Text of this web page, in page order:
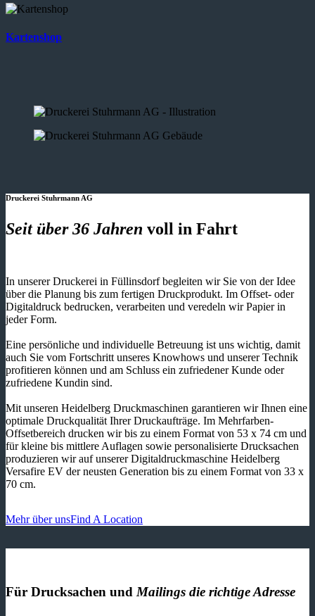
Kartenshop
Druckerei Stuhrmann AG
Seit über 36 Jahren voll in Fahrt
In unserer Druckerei in Füllinsdorf begleiten wir Sie von der Idee
über die Planung bis zum fertigen Druckprodukt. Im Offset- oder
Digitaldruck bedrucken, verarbeiten und veredeln wir Papier in
jeder Form.
Eine persönliche und individuelle Betreuung ist uns wichtig, damit
auch Sie vom Fortschritt unseres Knowhows und unserer Technik
profitieren können und am Schluss ein zufriedener Kunde oder
zufriedene Kundin sind.
Mit unseren Heidelberg Druckmaschinen garantieren wir Ihnen eine
optimale Druckqualität Ihrer Druckaufträge. Im Mehrfarben-
Offsetbereich drucken wir bis zu einem Format von 53 x 74 cm und
für kleine bis mittlere Auflagen sowie personalisierte Drucksachen
produzieren wir auf unserer Digitaldruckmaschine Heidelberg
Versafire EV der neusten Generation bis zu einem Format von 33 x
70 cm.
Mehr über unsFind A Location
Für Drucksachen und Mailings die richtige Adresse